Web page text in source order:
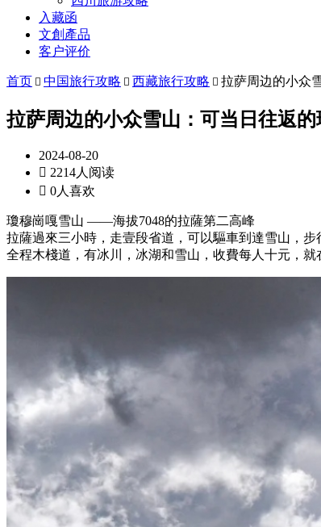
入藏函
文創產品
客户评价
首页  中国旅行攻略  西藏旅行攻略  拉萨周边的小众
拉萨周边的小众雪山：可当日往返
2024-08-20
 2214人阅读
 0人喜欢
瓊穆崗嘎雪山 ——海拔7048的拉薩第二高峰
拉薩過來三小時，走壹段省道，可以驅車到達雪山，步
全程木棧道，有冰川，冰湖和雪山，收費每人十元，就